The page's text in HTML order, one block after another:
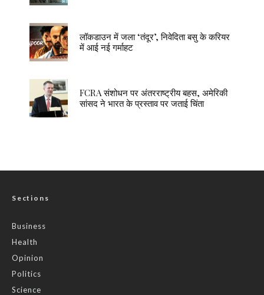
लॉकडाउन में जला ‘तंदूर’, निवेदिता बसु के करियर
में आई नई गर्माहट
FCRA संशोधन पर अंतरराष्ट्रीय बहस, अमेरिकी
सांसद ने भारत के प्रस्ताव पर जताई चिंता
Sections
Business
Health
Opinion
Politics
Science